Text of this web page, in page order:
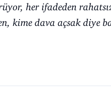
her ifadeden
kime dava açsak diye